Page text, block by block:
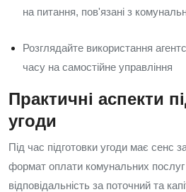
на питання, пов'язані з
Розглядайте використання
часу на самостійне управління
Практичні аспекти
угоди
Під час підготовки угоди має сенс
формат оплати комунальних послуг
відповідальність за поточний та